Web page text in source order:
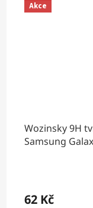
Akce
Wozinsky 9H
Samsung
62 Kč